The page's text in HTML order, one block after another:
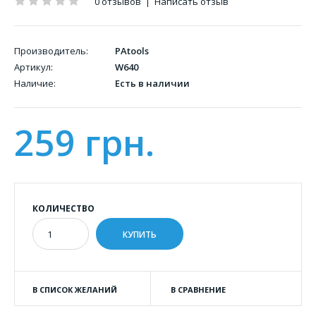
Производитель:
PAtools
Артикул:
W640
Наличие:
Есть в наличии
259 грн.
КОЛИЧЕСТВО
В СПИСОК ЖЕЛАНИЙ В СРАВНЕНИЕ